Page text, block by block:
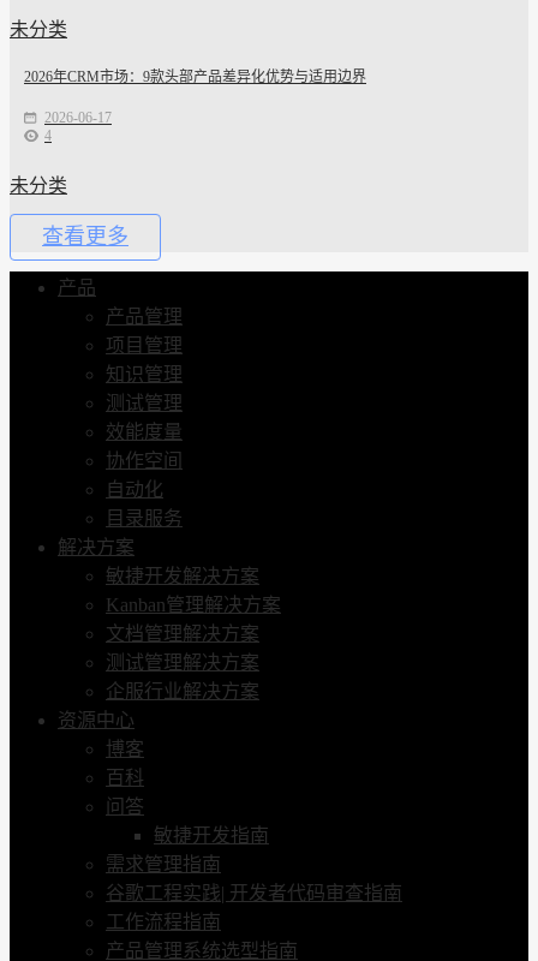
未分类
2026年CRM市场：9款头部产品差异化优势与适用边界
2026-06-17
4
未分类
查看更多
产品
产品管理
项目管理
知识管理
测试管理
效能度量
协作空间
自动化
目录服务
解决方案
敏捷开发解决方案
Kanban管理解决方案
文档管理解决方案
测试管理解决方案
企服行业解决方案
资源中心
博客
百科
问答
敏捷开发指南
需求管理指南
谷歌工程实践| 开发者代码审查指南
工作流程指南
产品管理系统选型指南